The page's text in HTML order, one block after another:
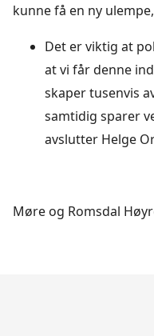
kunne få en ny
Det er viktig at
at vi får denne
skaper tusenvis
samtidig sparer
avslutter Helge
Møre og Romsdal